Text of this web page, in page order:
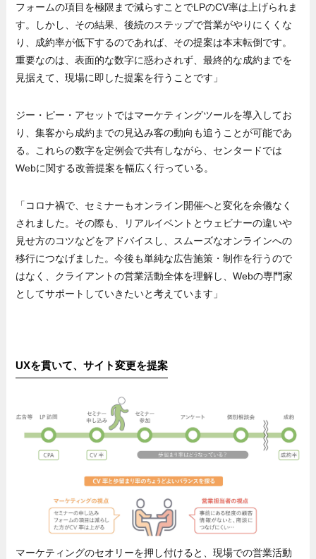
フォームの項目を極限まで減らすことでLPのCV率は上げられま
す。しかし、その結果、後続のステップで営業がやりにくくな
り、成約率が低下するのであれば、その提案は本末転倒です。
重要なのは、表面的な数字に惑わされず、最終的な成約までを
見据えて、現場に即した提案を行うことです」
ジー・ピー・アセットではマーケティングツールを導入してお
り、集客から成約までの見込み客の動向も追うことが可能であ
る。これらの数字を定例会で共有しながら、センタードでは
Webに関する改善提案を幅広く行っている。
「コロナ禍で、セミナーもオンライン開催へと変化を余儀なく
されました。その際も、リアルイベントとウェビナーの違いや
見せ方のコツなどをアドバイスし、スムーズなオンラインへの
移行につなげました。今後も単純な広告施策・制作を行うので
はなく、クライアントの営業活動全体を理解し、Webの専門家
としてサポートしていきたいと考えています」
UXを貫いて、サイト変更を提案
マーケティングのセオリーを押し付けると、現場での営業活動